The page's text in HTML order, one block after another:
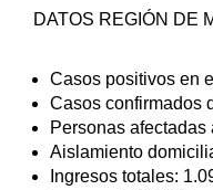
DATOS REGIÓN DE
Casos positivos en
Casos confirmados
Personas
Aislamiento
Ingresos totales: